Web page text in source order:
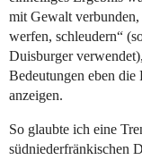
mit Gewalt
werfen, schleudern“
Duisburger
Bedeutungen eben die
anzeigen.
So glaubte ich eine
südniederfränkischen